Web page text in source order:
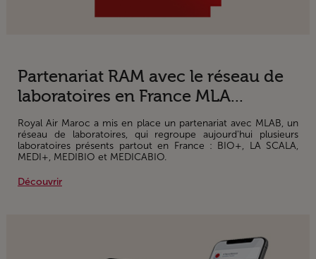
Partenariat RAM avec le réseau de
laboratoires en France MLA...
Royal Air Maroc a mis en place un partenariat avec MLAB, un
réseau de laboratoires, qui regroupe aujourd'hui plusieurs
laboratoires présents partout en France : BIO+, LA SCALA,
MEDI+, MEDIBIO et MEDICABIO.
Découvrir